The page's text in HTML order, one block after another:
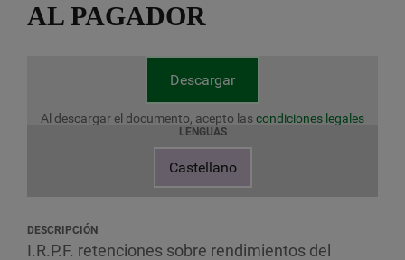
AL PAGADOR
Descargar
Al descargar el documento, acepto lascondiciones legales
LENGUAS
Castellano
DESCRIPCIÓN
I.R.P.F. retenciones sobre rendimientos del